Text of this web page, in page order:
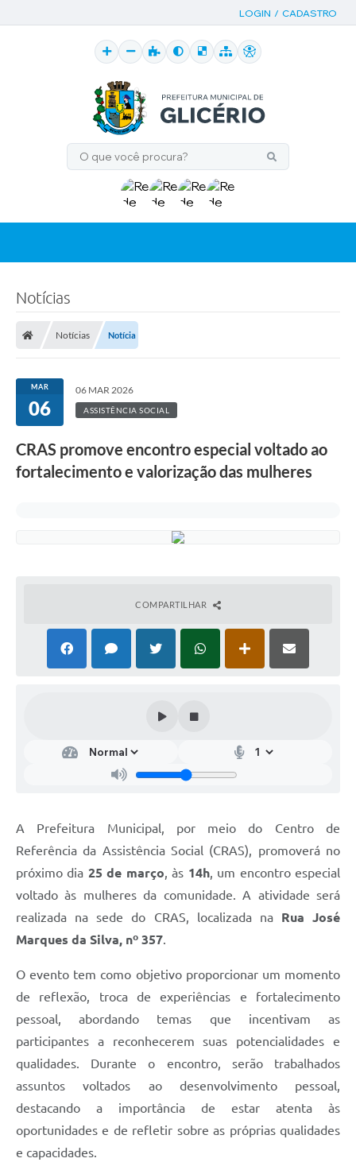
LOGIN / CADASTRO
Notícias
Notícias Notícia
MAR
06
06 MAR 2026
ASSISTÊNCIA SOCIAL
CRAS promove encontro especial voltado ao
fortalecimento e valorização das mulheres
COMPARTILHAR
A Prefeitura Municipal, por meio do Centro de
Referência da Assistência Social (CRAS), promoverá no
próximo dia 25 de março, às 14h, um encontro especial
voltado às mulheres da comunidade. A atividade será
realizada na sede do CRAS, localizada na Rua José
Marques da Silva, nº 357.
O evento tem como objetivo proporcionar um momento
de reflexão, troca de experiências e fortalecimento
pessoal, abordando temas que incentivam as
participantes a reconhecerem suas potencialidades e
qualidades. Durante o encontro, serão trabalhados
assuntos voltados ao desenvolvimento pessoal,
destacando a importância de estar atenta às
oportunidades e de refletir sobre as próprias qualidades
e capacidades.